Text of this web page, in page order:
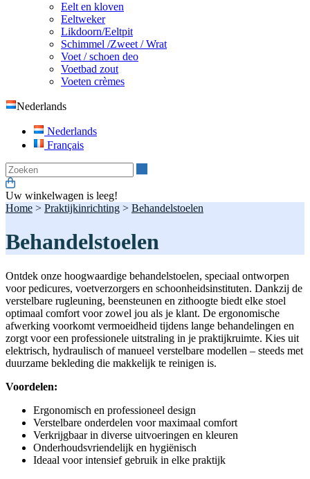
Eelt en kloven
Eeltweker
Likdoorn/Eeltpit
Schimmel /Zweet / Wrat
Voet / schoen deo
Voetbad zout
Voeten crèmes
Nederlands
Nederlands
Français
Uw winkelwagen is leeg!
Home > Praktijkinrichting > Behandelstoelen
Behandelstoelen
Ontdek onze hoogwaardige behandelstoelen, speciaal ontworpen
voor pedicures, voetverzorgers en schoonheidsinstituten. Dankzij de
verstelbare rugleuning, beensteunen en zithoogte biedt elke stoel
optimaal comfort voor zowel jou als je klant. De ergonomische
afwerking voorkomt vermoeidheid tijdens lange behandelingen en
zorgt voor een professionele uitstraling in je praktijkruimte. Kies uit
elektrisch, hydraulisch of manueel verstelbare modellen – steeds met
duurzame bekleding die makkelijk te reinigen is.
Voordelen:
Ergonomisch en professioneel design
Verstelbare onderdelen voor maximaal comfort
Verkrijgbaar in diverse uitvoeringen en kleuren
Onderhoudsvriendelijk en hygiënisch
Ideaal voor intensief gebruik in elke praktijk